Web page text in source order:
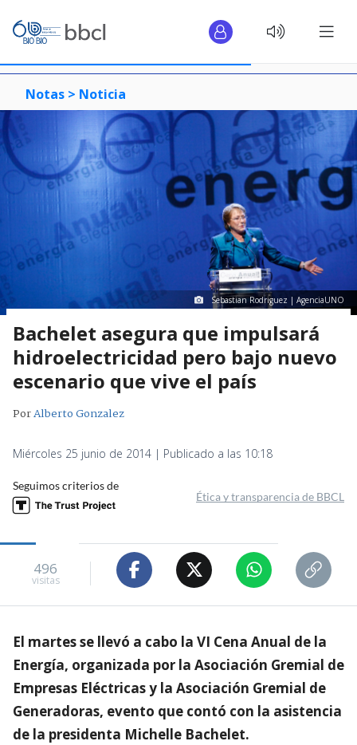
Notas > Noticia
Sebastian Rodriguez | AgenciaUNO
Bachelet asegura que impulsará
hidroelectricidad pero bajo nuevo
escenario que vive el país
PorAlberto Gonzalez
Miércoles 25 junio de 2014 | Publicado a las 10:18
Seguimos criterios de
Ética y transparencia de BBCL
496
visitas
El martes se llevó a cabo la VI Cena Anual de la
Energía, organizada por la Asociación Gremial de
Empresas Eléctricas y la Asociación Gremial de
Generadoras, evento que contó con la asistencia
de la presidenta Michelle Bachelet.